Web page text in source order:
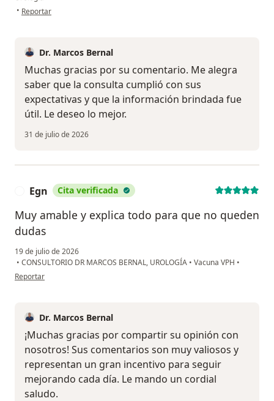
• en opinión del usuario Eric Arguello Lopez
Reportar
Dr. Marcos Bernal
Muchas gracias por su comentario. Me alegra
saber que la consulta cumplió con sus
expectativas y que la información brindada fue
útil. Le deseo lo mejor.
31 de julio de 2026
Egn Cita verificada
Muy amable y explica todo para que no queden
dudas
19 de julio de 2026
• CONSULTORIO DR MARCOS BERNAL, UROLOGÍA • Vacuna VPH •
en opinión del usuario Egn
Reportar
Dr. Marcos Bernal
¡Muchas gracias por compartir su opinión con
nosotros! Sus comentarios son muy valiosos y
representan un gran incentivo para seguir
mejorando cada día. Le mando un cordial
saludo.